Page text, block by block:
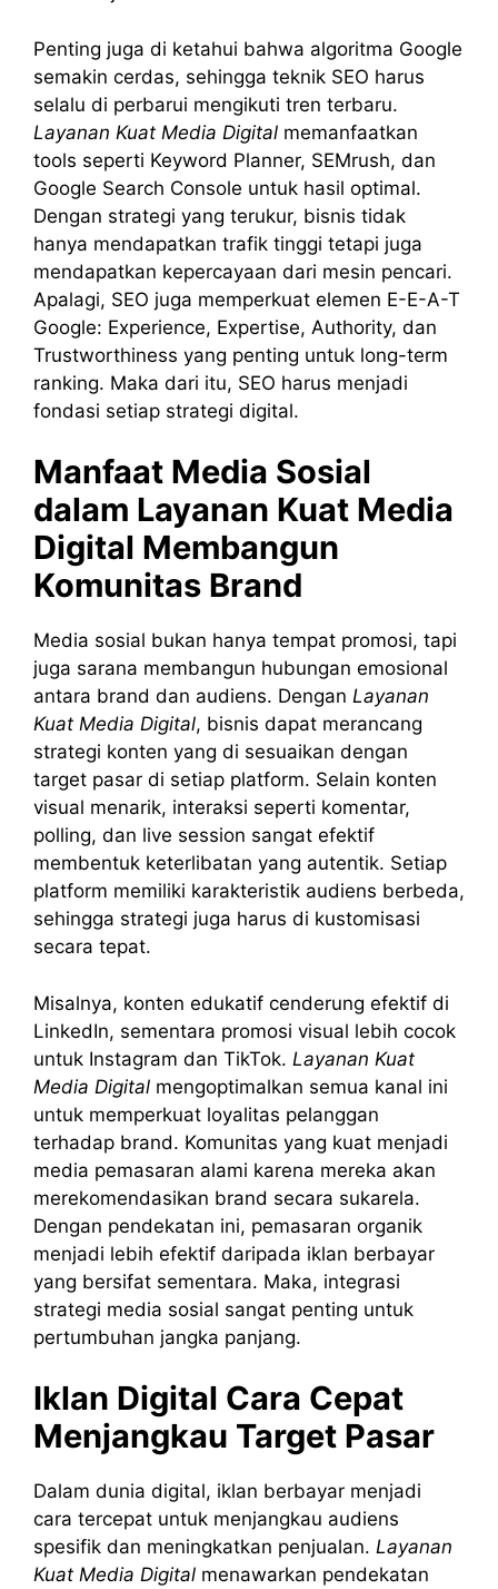
Penting juga di ketahui bahwa algoritma Google
semakin cerdas, sehingga teknik SEO harus
selalu di perbarui mengikuti tren terbaru.
Layanan Kuat Media Digital memanfaatkan
tools seperti Keyword Planner, SEMrush, dan
Google Search Console untuk hasil optimal.
Dengan strategi yang terukur, bisnis tidak
hanya mendapatkan trafik tinggi tetapi juga
mendapatkan kepercayaan dari mesin pencari.
Apalagi, SEO juga memperkuat elemen E-E-A-T
Google: Experience, Expertise, Authority, dan
Trustworthiness yang penting untuk long-term
ranking. Maka dari itu, SEO harus menjadi
fondasi setiap strategi digital.
Manfaat Media Sosial
dalam Layanan Kuat Media
Digital Membangun
Komunitas Brand
Media sosial bukan hanya tempat promosi, tapi
juga sarana membangun hubungan emosional
antara brand dan audiens. Dengan Layanan
Kuat Media Digital, bisnis dapat merancang
strategi konten yang di sesuaikan dengan
target pasar di setiap platform. Selain konten
visual menarik, interaksi seperti komentar,
polling, dan live session sangat efektif
membentuk keterlibatan yang autentik. Setiap
platform memiliki karakteristik audiens berbeda,
sehingga strategi juga harus di kustomisasi
secara tepat.
Misalnya, konten edukatif cenderung efektif di
LinkedIn, sementara promosi visual lebih cocok
untuk Instagram dan TikTok. Layanan Kuat
Media Digital mengoptimalkan semua kanal ini
untuk memperkuat loyalitas pelanggan
terhadap brand. Komunitas yang kuat menjadi
media pemasaran alami karena mereka akan
merekomendasikan brand secara sukarela.
Dengan pendekatan ini, pemasaran organik
menjadi lebih efektif daripada iklan berbayar
yang bersifat sementara. Maka, integrasi
strategi media sosial sangat penting untuk
pertumbuhan jangka panjang.
Iklan Digital Cara Cepat
Menjangkau Target Pasar
Dalam dunia digital, iklan berbayar menjadi
cara tercepat untuk menjangkau audiens
spesifik dan meningkatkan penjualan. Layanan
Kuat Media Digital menawarkan pendekatan